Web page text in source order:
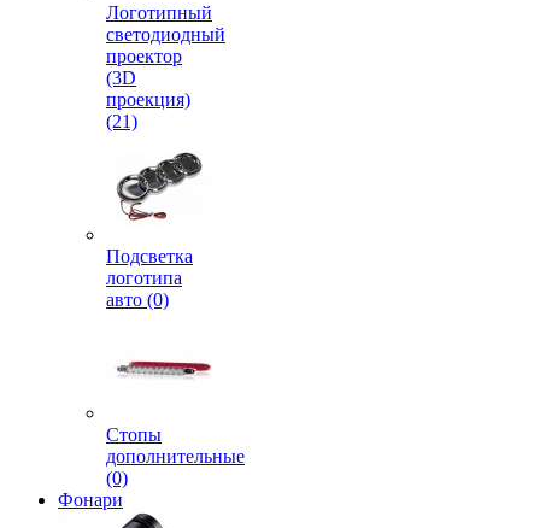
Логотипный
светодиодный
проектор
(3D
проекция)
(21)
Подсветка
логотипа
авто (0)
Стопы
дополнительные
(0)
Фонари